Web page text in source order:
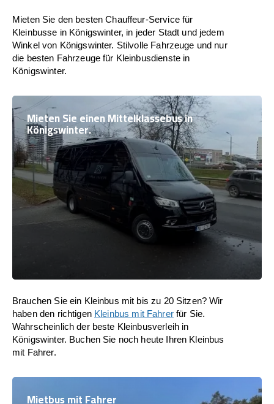
Mieten Sie den besten Chauffeur-Service für
Kleinbusse in Königswinter, in jeder Stadt und jedem
Winkel von Königswinter. Stilvolle Fahrzeuge und nur
die besten Fahrzeuge für Kleinbusdienste in
Königswinter.
Mieten Sie einen Mittelklassebus in
Königswinter.
Brauchen Sie ein Kleinbus mit bis zu 20 Sitzen? Wir
haben den richtigen Kleinbus mit Fahrerfür Sie.
Wahrscheinlich der beste Kleinbusverleih in
Königswinter. Buchen Sie noch heute Ihren Kleinbus
mit Fahrer.
Mietbus mit Fahrer